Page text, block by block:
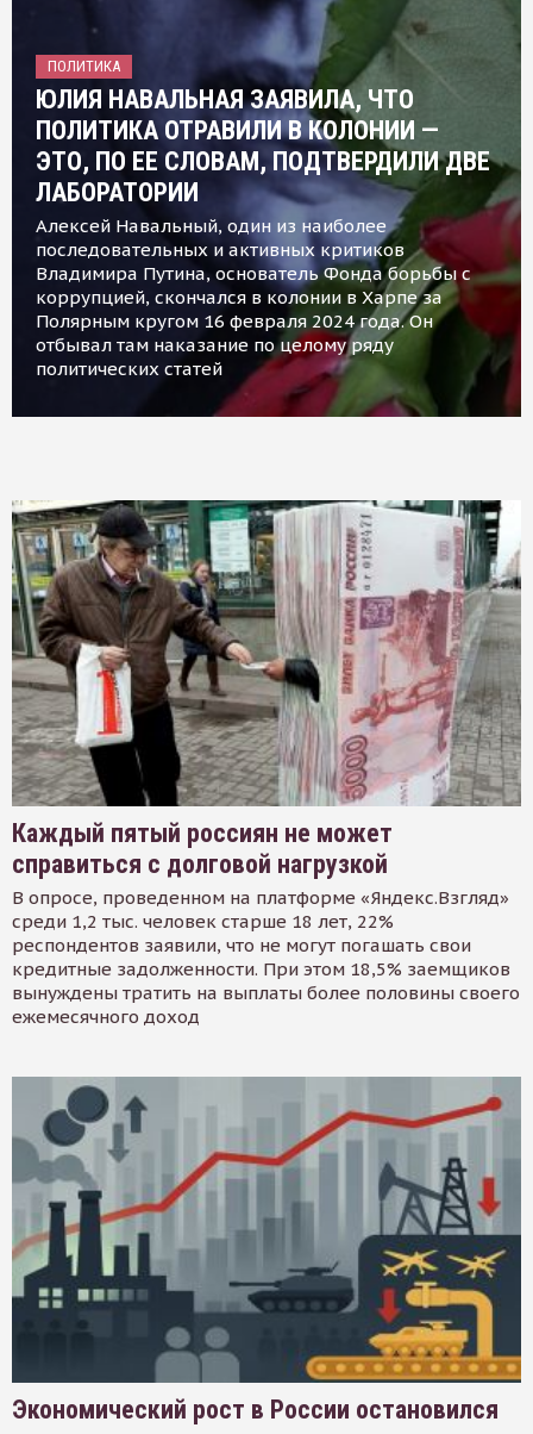
ПОЛИТИКА
ЮЛИЯ НАВАЛЬНАЯ ЗАЯВИЛА, ЧТО
ПОЛИТИКА ОТРАВИЛИ В КОЛОНИИ —
ЭТО, ПО ЕЕ СЛОВАМ, ПОДТВЕРДИЛИ ДВЕ
ЛАБОРАТОРИИ
Алексей Навальный, один из наиболее
последовательных и активных критиков
Владимира Путина, основатель Фонда борьбы с
коррупцией, скончался в колонии в Харпе за
Полярным кругом 16 февраля 2024 года. Он
отбывал там наказание по целому ряду
политических статей
Каждый пятый россиян не может
справиться с долговой нагрузкой
В опросе, проведенном на платформе «Яндекс.Взгляд»
среди 1,2 тыс. человек старше 18 лет, 22%
респондентов заявили, что не могут погашать свои
кредитные задолженности. При этом 18,5% заемщиков
вынуждены тратить на выплаты более половины своего
ежемесячного доход
Экономический рост в России остановился